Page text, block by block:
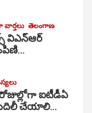
తెలంగాణ
విఎన్ఆర్
రోజుల్లోగా ఐటీడీఏ
బదిలీ చేయాలి…